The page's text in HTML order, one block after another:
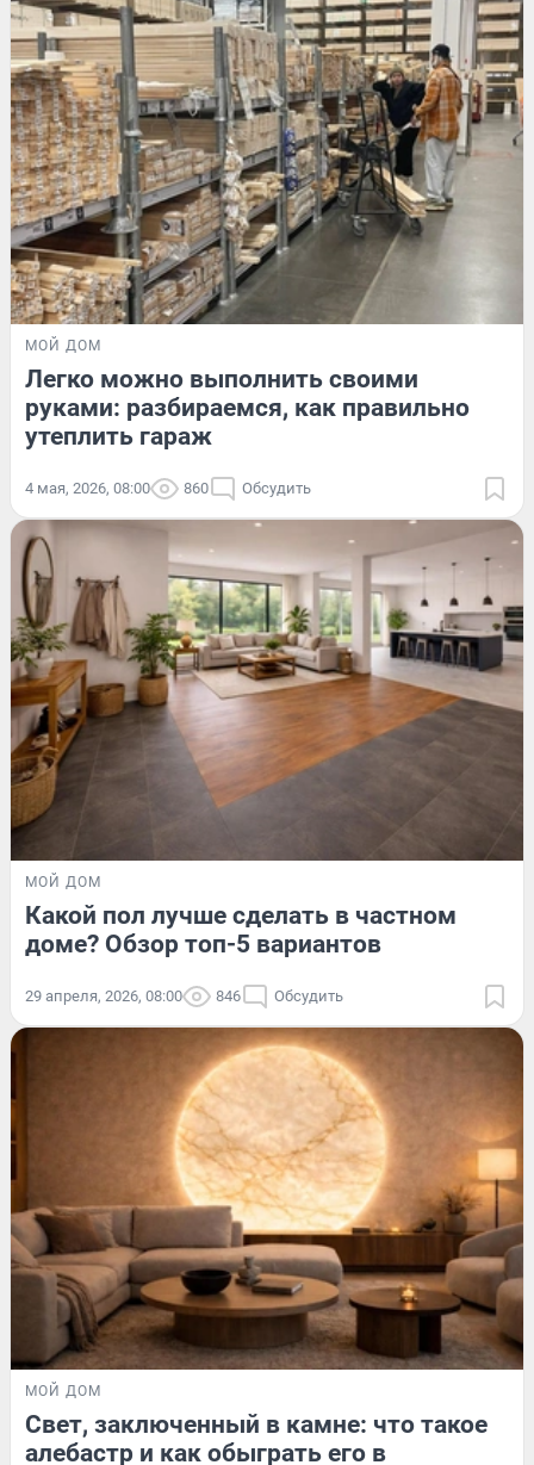
МОЙ ДОМ
Легко можно выполнить своими
руками: разбираемся, как правильно
утеплить гараж
4 мая, 2026, 08:00 860 Обсудить
МОЙ ДОМ
Какой пол лучше сделать в частном
доме? Обзор топ-5 вариантов
29 апреля, 2026, 08:00 846 Обсудить
МОЙ ДОМ
Свет, заключенный в камне: что такое
алебастр и как обыграть его в